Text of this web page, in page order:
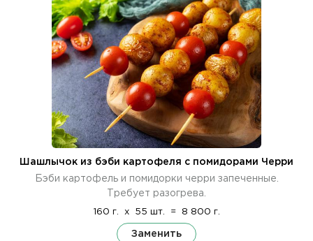
Шашлычок из бэби картофеля с помидорами Черри
Бэби картофель и помидорки черри запеченные.
Требует разогрева.
160 г. x 55 шт. = 8 800 г.
Заменить